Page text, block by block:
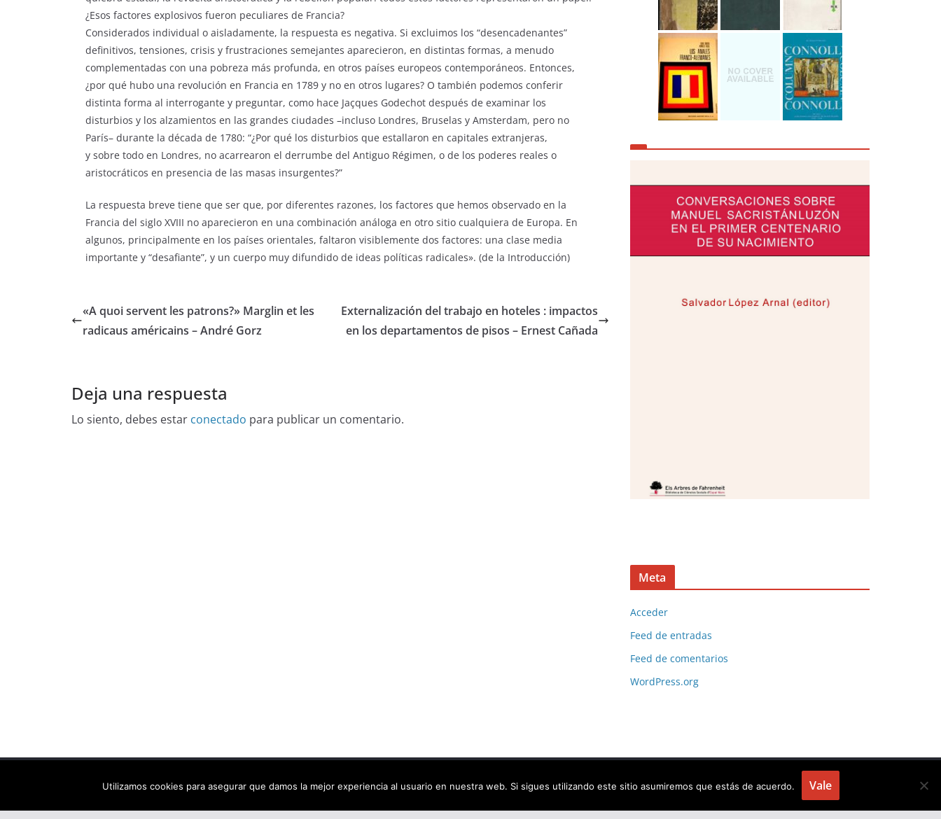
¿Esos factores explosivos fueron peculiares de Francia?
Considerados individual o aisladamente, la respuesta es negativa. Si excluimos los “desencadenantes”
definitivos, tensiones, crisis y frustraciones semejantes aparecieron, en distintas formas, a menudo
complementadas con una pobreza más profunda, en otros países europeos contemporáneos. Entonces,
¿por qué hubo una revolución en Francia en 1789 y no en otros lugares? O también podemos conferir
distinta forma al interrogante y preguntar, como hace Jaçques Godechot después de examinar los
disturbios y los alzamientos en las grandes ciudades –incluso Londres, Bruselas y Amsterdam, pero no
París– durante la década de 1780: “¿Por qué los disturbios que estallaron en capitales extranjeras,
y sobre todo en Londres, no acarrearon el derrumbe del Antiguo Régimen, o de los poderes reales o
aristocráticos en presencia de las masas insurgentes?”
La respuesta breve tiene que ser que, por diferentes razones, los factores que hemos observado en la
Francia del siglo XVIII no aparecieron en una combinación análoga en otro sitio cualquiera de Europa. En
algunos, principalmente en los países orientales, faltaron visiblemente dos factores: una clase media
importante y “desafiante”, y un cuerpo muy difundido de ideas políticas radicales». (de la Introducción)
«A quoi servent les patrons?» Marglin et les
radicaus américains – André Gorz
Externalización del trabajo en hoteles : impactos
en los departamentos de pisos – Ernest Cañada
Deja una respuesta
Lo siento, debes estar conectado para publicar un comentario.
Meta
Acceder
Feed de entradas
Feed de comentarios
WordPress.org
Copyright © 2026 Els arbres de Fahrenheit: biblioteca virtual
. Todos los derechos reservados.
Utilizamos cookies para asegurar que damos la mejor experiencia al usuario en nuestra web. Si sigues utilizando este sitio asumiremos que estás de acuerdo. Vale